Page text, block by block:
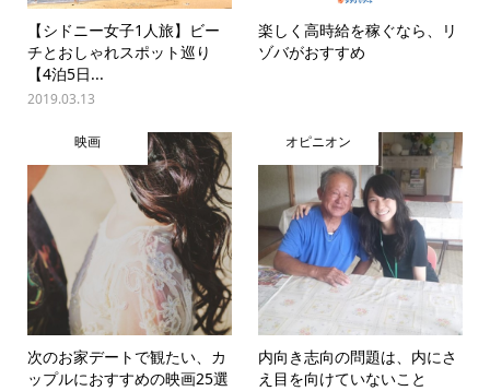
【シドニー女子1人旅】ビー
チとおしゃれスポット巡り
【4泊5日...
2019.03.13
楽しく高時給を稼ぐなら、リ
ゾバがおすすめ
映画
次のお家デートで観たい、カ
ップルにおすすめの映画25選
オピニオン
内向き志向の問題は、内にさ
え目を向けていないこと